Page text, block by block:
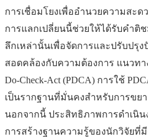
การเชื่อมโยงเพื่ออำนวยความสะ
การแลกเปลี่ยนนี้ช่วยให้ได้รับคำติ
ลึกเหล่านั้นเพื่อจัดการและปรับปรุ
สอดคล้องกับความต้องการ แนวทา
Do-Check-Act (PDCA) การใช้
เป็นรากฐานที่มั่นคงสำหรับการขย
นอกจากนี้ ประสิทธิภาพการดำเนิ
การสร้างฐานความรู้ของนักวิจัยที่